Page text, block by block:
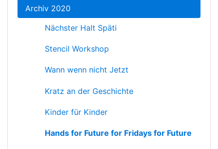
Archiv 2020
Nächster Halt Späti
Stencil Workshop
Wann wenn nicht Jetzt
Kratz an der Geschichte
Kinder für Kinder
Hands for Future for Fridays for Future